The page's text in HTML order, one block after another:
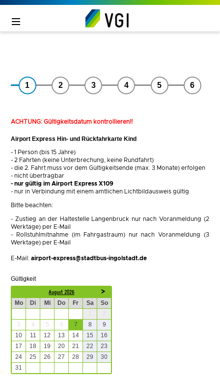
1 2 3 4 5 6
ACHTUNG: Gültigkeitsdatum kontrollieren!!
Airport Express Hin- und Rückfahrkarte Kind
- 1 Person (bis 15 Jahre)
- 2 Fahrten (keine Unterbrechung, keine Rundfahrt)
- die 2. Fahrt muss vor dem Gültigkeitsende (max. 3 Monate) erfolgen
- nicht übertragbar
- nur gültig im Airport Express X109
- nur in Verbindung mit einem amtlichen Lichtbildausweis gültig
Bitte beachten:
- Zustieg an der Haltestelle Langenbruck nur nach Voranmeldung (2
Werktage) per E-Mail
- Rollstuhlmitnahme (im Fahrgastraum) nur nach Voranmeldung (3
Werktage) per E-Mail
E-Mail:airport-express@stadtbus-ingolstadt.de
Gültigkeit
August 2026
Mo Di Mi Do Fr Sa
So
3
4 5 6 7 8
9
10
11 12 13 14 15
16
17
18 19 20 21 22
23
24
25 26 27 28 29
30
31